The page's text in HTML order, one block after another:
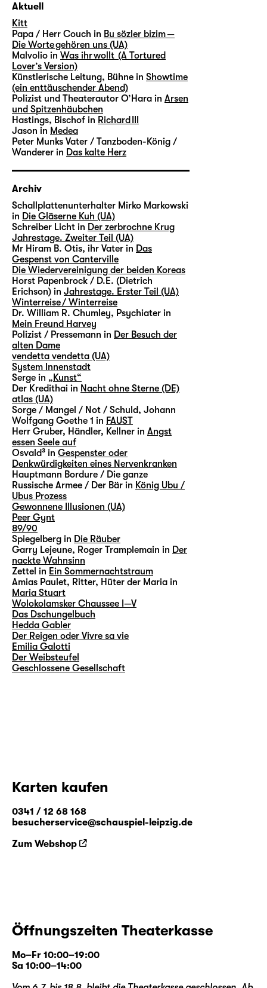
Aktuell
Kitt
Papa / Herr Couch in Bu sözler bizim —
Die Worte gehören uns (UA)
Malvolio in Was ihr wollt (A Tortured
Lover’s Version)
Künstlerische Leitung, Bühne in Showtime
(ein enttäuschender Abend)
Polizist und Theaterautor O’Hara in Arsen
und Spitzenhäubchen
Hastings, Bischof in Richard III
Jason in Medea
Peter Munks Vater / Tanzboden-König /
Wanderer in Das kalte Herz
Archiv
Schallplattenunterhalter Mirko Markowski
in Die Gläserne Kuh (UA)
Schreiber Licht in Der zerbrochne Krug
Jahrestage. Zweiter Teil (UA)
Mr Hiram B. Otis, ihr Vater in Das
Gespenst von Canterville
Die Wiedervereinigung der beiden Koreas
Horst Papenbrock / D.E. (Dietrich
Erichson) in Jahrestage. Erster Teil (UA)
Winterreise / Winterreise
Dr. William R. Chumley, Psychiater in
Mein Freund Harvey
Polizist / Pressemann in Der Besuch der
alten Dame
vendetta vendetta (UA)
System Innenstadt
Serge in „Kunst“
Der Kredithai in Nacht ohne Sterne (DE)
atlas (UA)
Sorge / Mangel / Not / Schuld, Johann
Wolfgang Goethe 1 in FAUST
Herr Gruber, Händler, Kellner in Angst
essen Seele auf
Osvald³ in Gespenster oder
Denkwürdigkeiten eines Nervenkranken
Hauptmann Bordure / Die ganze
Russische Armee / Der Bär in König Ubu /
Ubus Prozess
Gewonnene Illusionen (UA)
Peer Gynt
89/90
Spiegelberg in Die Räuber
Garry Lejeune, Roger Tramplemain in Der
nackte Wahnsinn
Zettel in Ein Sommernachtstraum
Amias Paulet, Ritter, Hüter der Maria in
Maria Stuart
Wolokolamsker Chaussee I—V
Das Dschungelbuch
Hedda Gabler
Der Reigen oder Vivre sa vie
Emilia Galotti
Der Weibsteufel
Geschlossene Gesellschaft
Karten kaufen
0341 / 12 68 168
besucherservice@schauspiel-leipzig.de
Zum Webshop
Öffnungszeiten Theaterkasse
Mo–Fr 10:00–19:00
Sa 10:00–14:00